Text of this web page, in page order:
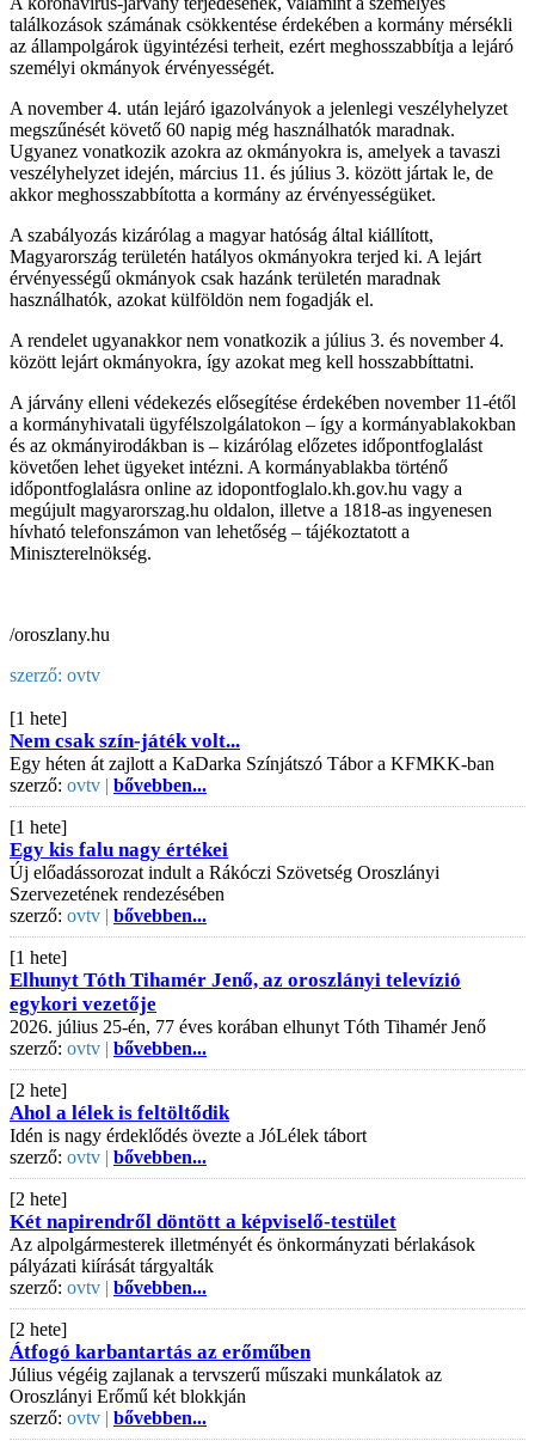
találkozások számának csökkentése érdekében a kormány mérsékli
az állampolgárok ügyintézési terheit, ezért meghosszabbítja a lejáró
személyi okmányok érvényességét.
A november 4. után lejáró igazolványok a jelenlegi veszélyhelyzet
megszűnését követő 60 napig még használhatók maradnak.
Ugyanez vonatkozik azokra az okmányokra is, amelyek a tavaszi
veszélyhelyzet idején, március 11. és július 3. között jártak le, de
akkor meghosszabbította a kormány az érvényességüket.
A szabályozás kizárólag a magyar hatóság által kiállított,
Magyarország területén hatályos okmányokra terjed ki. A lejárt
érvényességű okmányok csak hazánk területén maradnak
használhatók, azokat külföldön nem fogadják el.
A rendelet ugyanakkor nem vonatkozik a július 3. és november 4.
között lejárt okmányokra, így azokat meg kell hosszabbíttatni.
A járvány elleni védekezés elősegítése érdekében november 11-étől
a kormányhivatali ügyfélszolgálatokon – így a kormányablakokban
és az okmányirodákban is – kizárólag előzetes időpontfoglalást
követően lehet ügyeket intézni. A kormányablakba történő
időpontfoglalásra online az idopontfoglalo.kh.gov.hu vagy a
megújult magyarorszag.hu oldalon, illetve a 1818-as ingyenesen
hívható telefonszámon van lehetőség – tájékoztatott a
Miniszterelnökség.
/oroszlany.hu
szerző: ovtv
[1 hete]
Nem csak szín-játék volt...
Egy héten át zajlott a KaDarka Színjátszó Tábor a KFMKK-ban
szerző: ovtv | bővebben...
[1 hete]
Egy kis falu nagy értékei
Új előadássorozat indult a Rákóczi Szövetség Oroszlányi
Szervezetének rendezésében
szerző: ovtv | bővebben...
[1 hete]
Elhunyt Tóth Tihamér Jenő, az oroszlányi televízió
egykori vezetője
2026. július 25-én, 77 éves korában elhunyt Tóth Tihamér Jenő
szerző: ovtv | bővebben...
[2 hete]
Ahol a lélek is feltöltődik
Idén is nagy érdeklődés övezte a JóLélek tábort
szerző: ovtv | bővebben...
[2 hete]
Két napirendről döntött a képviselő-testület
Az alpolgármesterek illetményét és önkormányzati bérlakások
pályázati kiírását tárgyalták
szerző: ovtv | bővebben...
[2 hete]
Átfogó karbantartás az erőműben
Július végéig zajlanak a tervszerű műszaki munkálatok az
Oroszlányi Erőmű két blokkján
szerző: ovtv | bővebben...